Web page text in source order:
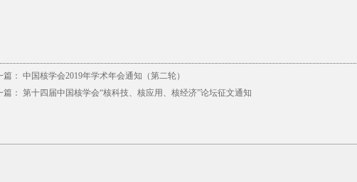
篇： 中国核学会2019年学术年会通知（第二轮）
篇： 第十四届中国核学会“核科技、核应用、核经济”论坛征文通知